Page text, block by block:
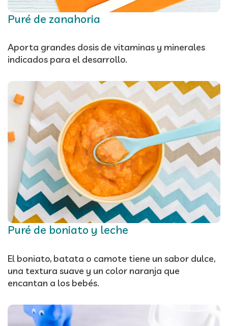
Puré de zanahoria
Aporta grandes dosis de vitaminas y minerales
indicados para el desarrollo.
Puré de boniato y leche
El boniato, batata o camote tiene un sabor dulce,
una textura suave y un color naranja que
encantan a los bebés.